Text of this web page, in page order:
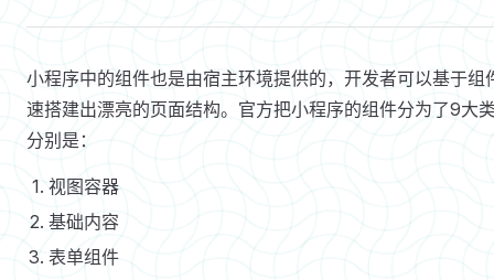
小程序中的组件也是由宿主环境提供的，开发者可以基于组
速搭建出漂亮的页面结构。官方把小程序的组件分为了9大
分别是：
视图容器
基础内容
表单组件